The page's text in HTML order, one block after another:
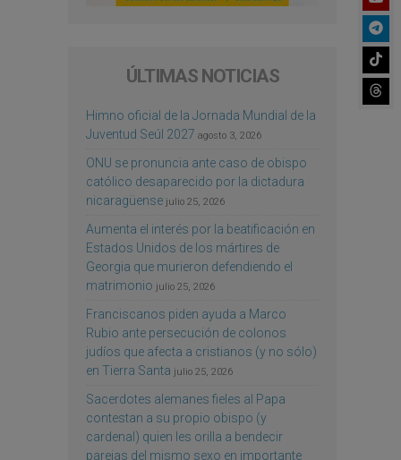
ÚLTIMAS NOTICIAS
Himno oficial de la Jornada Mundial de la
Juventud Seúl 2027 agosto 3, 2026
ONU se pronuncia ante caso de obispo
católico desaparecido por la dictadura
nicaragüense julio 25, 2026
Aumenta el interés por la beatificación en
Estados Unidos de los mártires de
Georgia que murieron defendiendo el
matrimonio julio 25, 2026
Franciscanos piden ayuda a Marco
Rubio ante persecución de colonos
judíos que afecta a cristianos (y no sólo)
en Tierra Santa julio 25, 2026
Sacerdotes alemanes fieles al Papa
contestan a su propio obispo (y
cardenal) quien les orilla a bendecir
parejas del mismo sexo en importante